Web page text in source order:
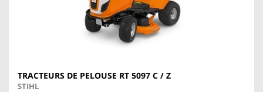
TRACTEURS DE PELOUSE RT 5097 C / Z
STIHL